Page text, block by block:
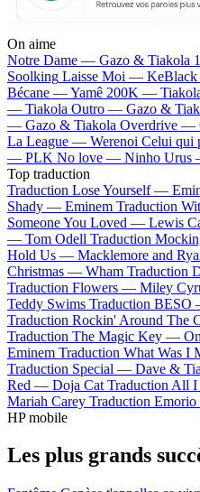
On aime
Notre Dame — Gazo & Tiakola
Soolking Laisse Moi — KeBlack
Bécane —Yamê 200K —
— Tiakola Outro — Gazo &
— Gazo & Tiakola Overdrive —
La League — Werenoi Celui qui
— PLK No love — Ninho Urus
Top traduction
Traduction Lose Yourself —
Shady — Eminem Traduction
Someone You Loved — Lewis
— Tom Odell Traduction
Hold Us — Macklemore and
Christmas — Wham Traduction
Traduction Flowers — Miley
Teddy Swims Traduction
Traduction Rockin' Around The
Traduction The Magic Key —
Eminem Traduction What Was I
Traduction Special — Dave &
Red — Doja Cat Traduction All
Mariah Carey Traduction
HP mobile
Les plus grands